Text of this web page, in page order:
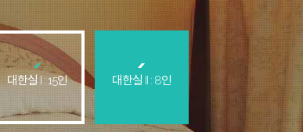
대한실 I : 15인 대한실 II : 8인